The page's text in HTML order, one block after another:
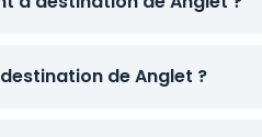
de Anglet ?